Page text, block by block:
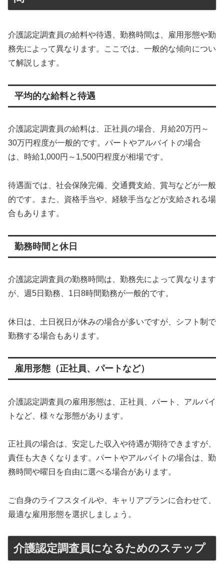
介護認定調査員の給料や待遇、勤務時間は、雇用形態や勤
務先によって異なります。ここでは、一般的な傾向につい
て解説します。
平均的な給料と待遇
介護認定調査員の給料は、正社員の場合、月給20万円～
30万円程度が一般的です。パートやアルバイトの場合
は、時給1,000円～1,500円程度が相場です。
待遇面では、社会保険完備、交通費支給、賞与などが一般
的です。また、資格手当や、経験手当などが支給される場
合もあります。
勤務時間と休日
介護認定調査員の勤務時間は、勤務先によって異なります
が、週5日勤務、1日8時間勤務が一般的です。
休日は、土日祝日が休みの場合が多いですが、シフト制で
勤務する場合もあります。
雇用形態（正社員、パートなど）
介護認定調査員の雇用形態は、正社員、パート、アルバイ
トなど、様々な形態があります。
正社員の場合は、安定した収入や待遇が期待できますが、
責任も大きくなります。パートやアルバイトの場合は、勤
務時間や曜日を自由に選べる場合があります。
ご自身のライフスタイルや、キャリアプランに合わせて、
最適な雇用形態を選択しましょう。
介護認定調査員になるためのステップ